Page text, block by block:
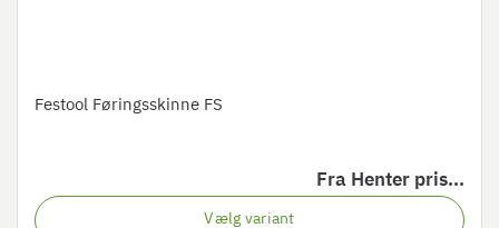
Festool Føringsskinne FS
Fra Henter pris...
Vælg variant